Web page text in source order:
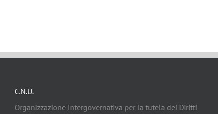
C.N.U.
Organizzazione Intergovernativa per la tutela dei Diritti